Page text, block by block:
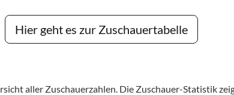
Hier geht es zur Zuschauertabelle
aller Zuschauerzahlen. Die Zuschauer-Statistik